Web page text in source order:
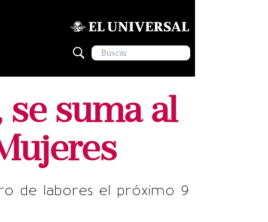
suma al
de labores el próximo 9